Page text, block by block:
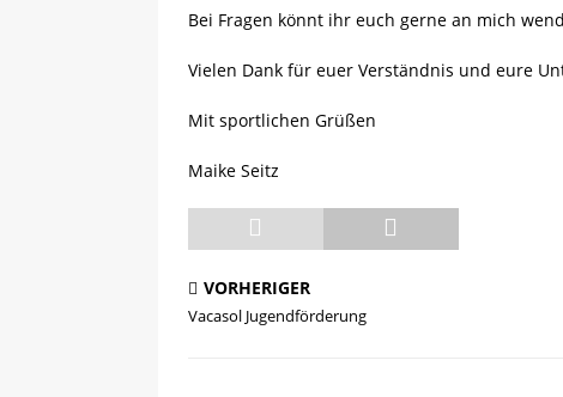
Bei Fragen könnt ihr euch gerne an mich
Vielen Dank für euer Verständnis und eure
Mit sportlichen Grüßen
Maike Seitz
VORHERIGER
Vacasol Jugendförderung